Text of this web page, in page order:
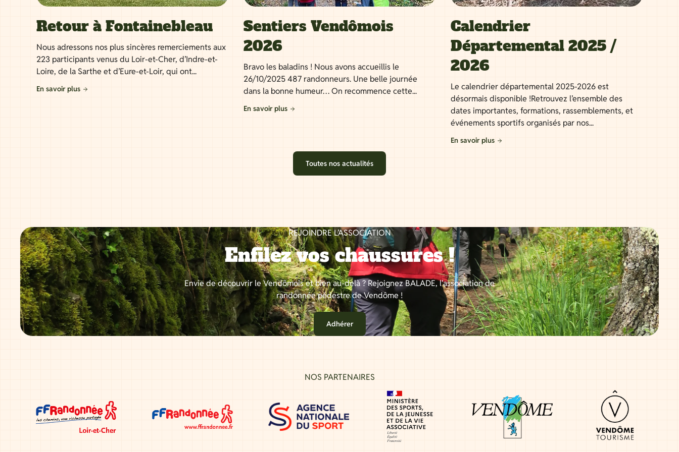
Retour à Fontainebleau
Nous adressons nos plus sincères remerciements aux
223 participants venus du Loir-et-Cher, d’Indre-et-
Loire, de la Sarthe et d’Eure-et-Loir, qui ont...
En savoir plus
Sentiers Vendômois
2026
Bravo les baladins ! Nous avons accueillis le
26/10/2025 487 randonneurs. Une belle journée
dans la bonne humeur… On recommence cette...
En savoir plus
Calendrier
Départemental 2025 /
2026
Le calendrier départemental 2025-2026 est
désormais disponible !Retrouvez l’ensemble des
dates importantes, formations, rassemblements, et
événements sportifs organisés par nos...
En savoir plus
Toutes nos actualités
REJOINDRE L’ASSOCIATION
Enfilez vos chaussures !
Envie de découvrir le Vendômois et bien au-delà ? Rejoignez BALADE, l'association de
randonnée pédestre de Vendôme !
Adhérer
NOS PARTENAIRES